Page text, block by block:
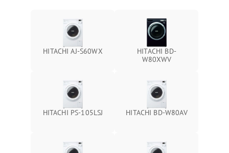
HITACHI AJ-S60WX
HITACHI BD-
W80XWV
HITACHI PS-105LSJ HITACHI BD-W80AV